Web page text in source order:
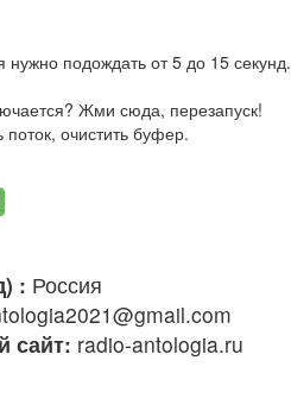
нужно подождать от 5 до 15 секунд.
Жми сюда, перезапуск!
очистить буфер.
: Россия
сайт: radio-antologia.ru